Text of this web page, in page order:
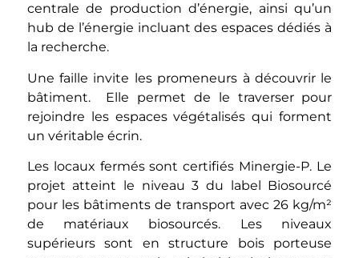
centrale de production d’énergie, ainsi qu’un
hub de l’énergie incluant des espaces dédiés à
la recherche.
Une faille invite les promeneurs à découvrir le
bâtiment. Elle permet de le traverser pour
rejoindre les espaces végétalisés qui forment
un véritable écrin.
Les locaux fermés sont certifiés Minergie-P. Le
projet atteint le niveau 3 du label Biosourcé
pour les bâtiments de transport avec 26 kg/m²
de matériaux biosourcés. Les niveaux
supérieurs sont en structure bois porteuse